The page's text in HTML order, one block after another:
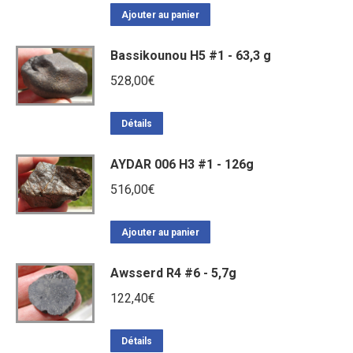
Ajouter au panier
Bassikounou H5 #1 - 63,3 g
528,00€
Détails
AYDAR 006 H3 #1 - 126g
516,00€
Ajouter au panier
Awsserd R4 #6 - 5,7g
122,40€
Détails